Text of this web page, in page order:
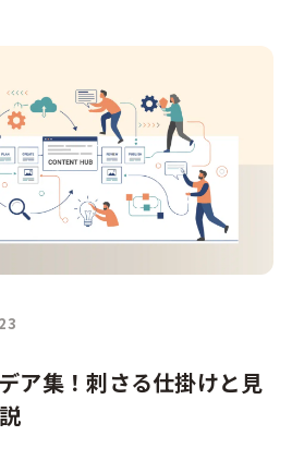
ア集！刺さる仕掛けと見